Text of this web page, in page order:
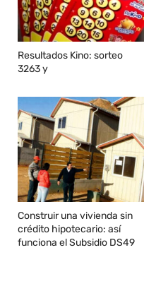
Resultados Kino: sorteo
3263 y
Construir una vivienda sin
crédito hipotecario: así
funciona el Subsidio DS49